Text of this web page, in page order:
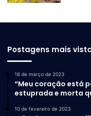
Postagens mais
16 de março de 2023
“Meu coração está
estuprada e morta
10 de fevereiro de 2023